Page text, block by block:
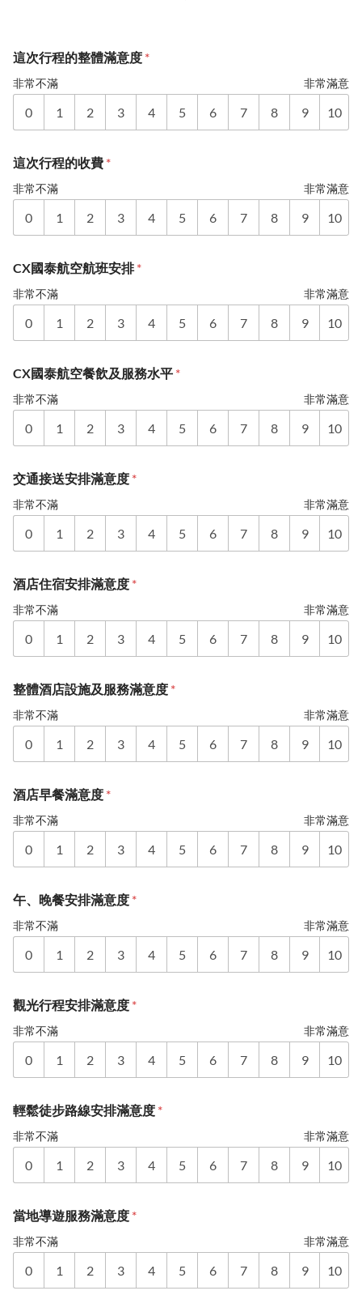
這次行程的整體滿意度 *
非常不滿 非常滿意
0 1 2 3 4 5 6 7 8 9 10
這次行程的收費 *
非常不滿 非常滿意
0 1 2 3 4 5 6 7 8 9 10
CX國泰航空航班安排*
非常不滿 非常滿意
0 1 2 3 4 5 6 7 8 9 10
CX國泰航空餐飲及服務水平 *
非常不滿 非常滿意
0 1 2 3 4 5 6 7 8 9 10
交通接送安排滿意度 *
非常不滿 非常滿意
0 1 2 3 4 5 6 7 8 9 10
酒店住宿安排滿意度 *
非常不滿 非常滿意
0 1 2 3 4 5 6 7 8 9 10
整體酒店設施及服務滿意度 *
非常不滿 非常滿意
0 1 2 3 4 5 6 7 8 9 10
酒店早餐滿意度 *
非常不滿 非常滿意
0 1 2 3 4 5 6 7 8 9 10
午、晚餐安排滿意度 *
非常不滿 非常滿意
0 1 2 3 4 5 6 7 8 9 10
觀光行程安排滿意度 *
非常不滿 非常滿意
0 1 2 3 4 5 6 7 8 9 10
輕鬆徒步路線安排滿意度 *
非常不滿 非常滿意
0 1 2 3 4 5 6 7 8 9 10
當地導遊服務滿意度 *
非常不滿 非常滿意
0 1 2 3 4 5 6 7 8 9 10